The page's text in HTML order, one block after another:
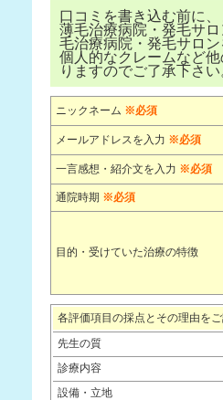
口コミを書き込む前に
薄毛治療病院・発毛サ
毛治療病院・発毛サロ
個人的なクレームなど
りますのでご了承下さい
ニックネーム ※必須
メールアドレスを入力 ※必須
一言感想・紹介文を入力 ※必須
通院時期 ※必須
目的・受けていた治療の特徴
各評価項目の採点とその理由をご
先生の質
診療内容
設備・立地